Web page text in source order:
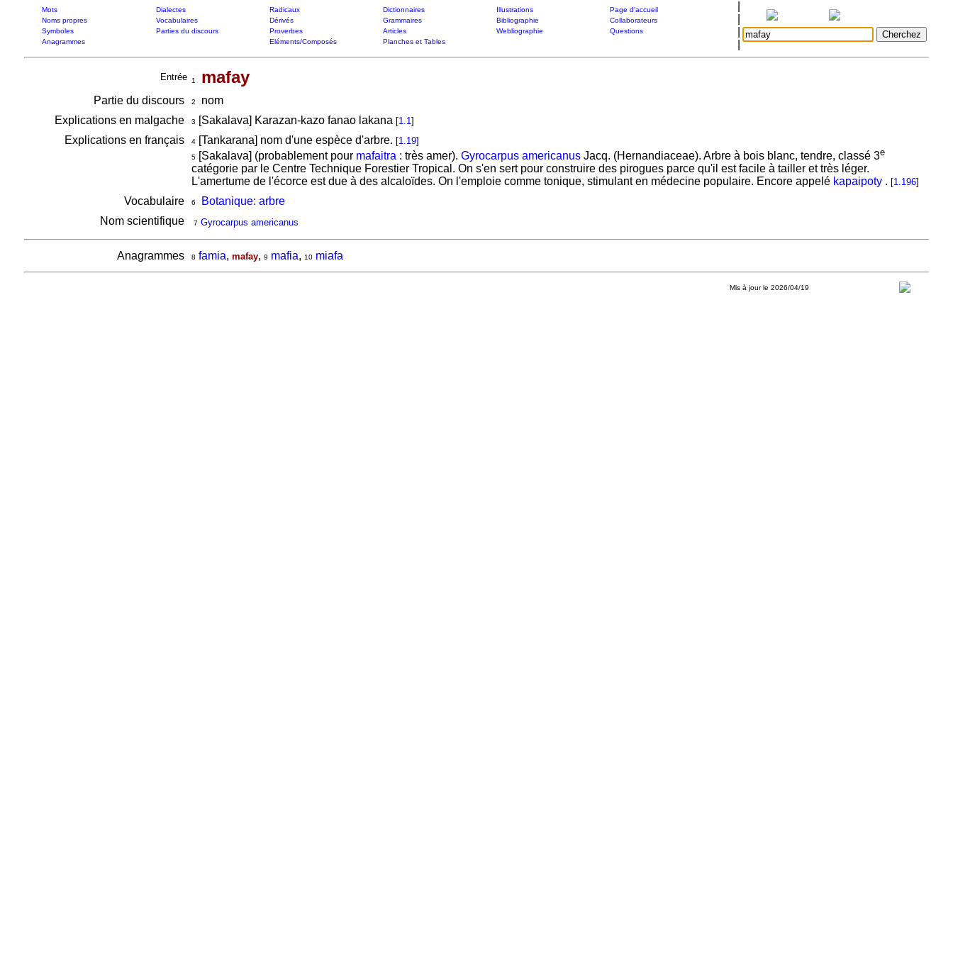
Mots Dialectes Radicaux Dictionnaires Illustrations
Page d'accueil
Noms propres
Vocabulaires Dérivés Grammaires Bibliographie
Collaborateurs
Symboles
Parties du discours Proverbes Articles Webliographie
Questions
Anagrammes
Eléments/Composés Planches et Tables
Entrée 1 mafay
Partie du discours 2
nom
Explications en malgache
3 [Sakalava] Karazan-kazo fanao lakana [1.1]
Explications en français 4[Tankarana] nom d'une espèce d'arbre. [1.19]
5[Sakalava] (probablement pour mafaitra : très amer). Gyrocarpus americanusJacq. (Hernandiaceae). Arbre à bois blanc, tendre, classé 3e
catégorie par le Centre Technique Forestier Tropical. On s'en sert pour construire des pirogues parce qu'il est facile à tailler et très léger.
L'amertume de l'écorce est due à des alcaloïdes. On l'emploie comme tonique, stimulant en médecine populaire. Encore appelé kapaipoty. [1.196]
Vocabulaire 6
Botanique: arbre
Nom scientifique
7 Gyrocarpus americanus
Anagrammes 8 famia, mafay, 9 mafia, 10 miafa
Mis à jour le 2026/04/19